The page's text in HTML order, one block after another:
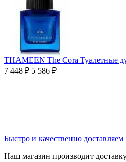
THAMEEN The Cora Туалетные
7 448 ₽ 5 586 ₽
Быстро и качественно доставляем
Наш магазин производит